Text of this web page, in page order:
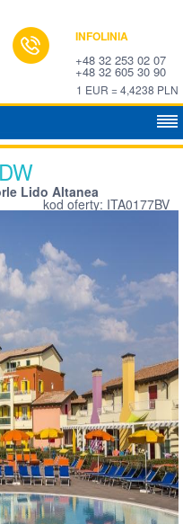
INFOLINIA
+48 32 253 02 07
+48 32 605 30 90
1 EUR = 4,4238 PLN
Lido Altanea
kod oferty: ITA0177BV